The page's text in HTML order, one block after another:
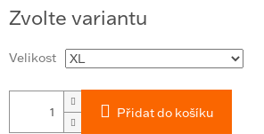
cena:
Zvolte variantu
Velikost
Přidat do košíku